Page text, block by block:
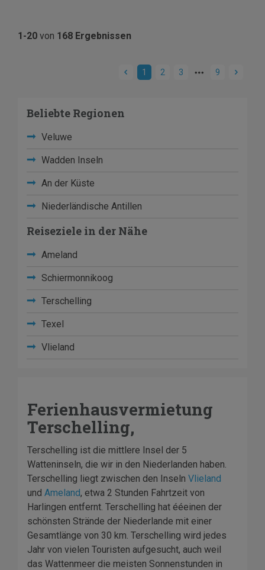
1-20 von 168 Ergebnissen
1 2 3 9
Beliebte Regionen
Veluwe
Wadden Inseln
An der Küste
Niederländische Antillen
Reiseziele in der Nähe
Ameland
Schiermonnikoog
Terschelling
Texel
Vlieland
Ferienhausvermietung
Terschelling,
Terschelling ist die mittlere Insel der 5
Watteninseln, die wir in den Niederlanden haben.
Terschelling liegt zwischen den Inseln Vlieland
und Ameland, etwa 2 Stunden Fahrtzeit von
Harlingen entfernt. Terschelling hat ééeinen der
schönsten Strände der Niederlande mit einer
Gesamtlänge von 30 km. Terschelling wird jedes
Jahr von vielen Touristen aufgesucht, auch weil
das Wattenmeer die meisten Sonnenstunden in